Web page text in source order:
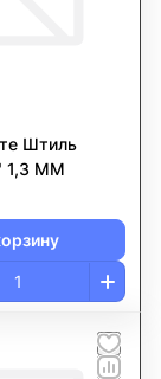
Штиль
1,3 ММ